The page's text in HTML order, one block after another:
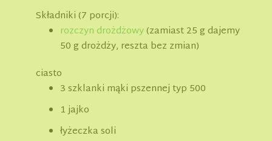
Składniki (7 porcji):
rozczyn drożdżowy(zamiast 25 g dajemy
50 g drożdży, reszta bez zmian)
ciasto
3 szklanki mąki pszennej typ 500
1 jajko
łyżeczka soli